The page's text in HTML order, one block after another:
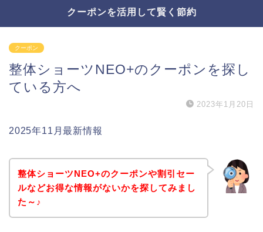
クーポンを活用して賢く節約
クーポン
整体ショーツNEO+のクーポンを探し
ている方へ
2023年1月20日
2025年11月最新情報
整体ショーツNEO+のクーポンや割引セー
ルなどお得な情報がないかを探してみまし
た～♪